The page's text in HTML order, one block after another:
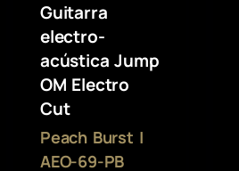
Guitarra
electro-
acústica Jump
OM Electro
Cut
Peach Burst |
AEO-69-PB